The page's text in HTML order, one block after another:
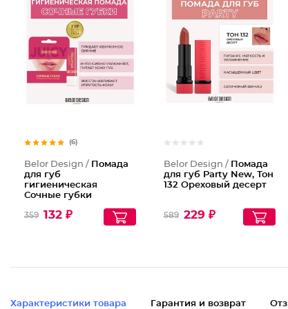
(6)
Belor Design / Помада
для губ
гигиеническая
Сочные губки
359 132 ₽
Помада
Belor Design / Помада
для губ Party New, Тон
132 Ореховый десерт
589 229 ₽
Характеристики товара Гарантия и возврат